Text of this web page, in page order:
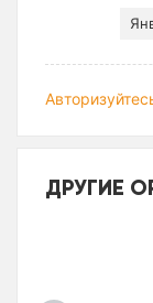
ДРУГИЕ